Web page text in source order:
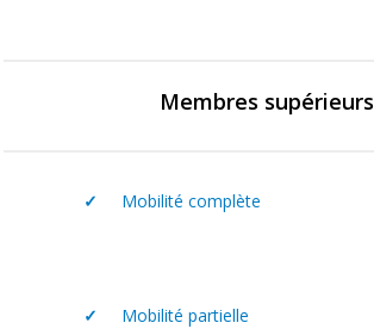
Membres supérieurs
✓ Mobilité complète
✓ Mobilité partielle